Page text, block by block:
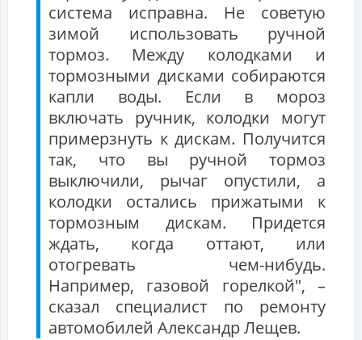
система исправна. Не советую
зимой использовать ручной
тормоз. Между колодками и
тормозными дисками собираются
капли воды. Если в мороз
включать ручник, колодки могут
примерзнуть к дискам. Получится
так, что вы ручной тормоз
выключили, рычаг опустили, а
колодки остались прижатыми к
тормозным дискам. Придется
ждать, когда оттают, или
отогревать чем-нибудь.
Например, газовой горелкой", –
сказал специалист по ремонту
автомобилей Александр Лещев.